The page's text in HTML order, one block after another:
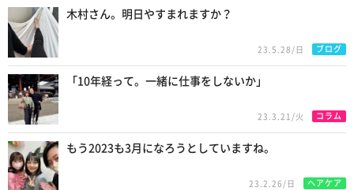
木村さん。明日やすまれますか？
23.5.28/日 ブログ
「10年経って。一緒に仕事をしないか」
23.3.21/火 コラム
もう2023も3月になろうとしていますね。
23.2.26/日 ヘアケア